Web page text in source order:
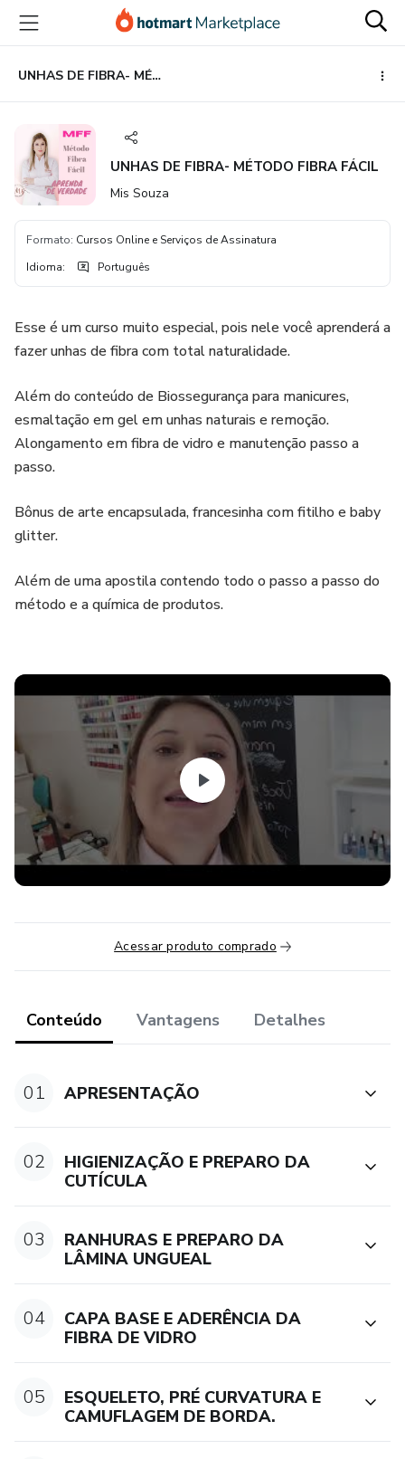
para
conteúdo
principal
para
pagamento
para
rodapé
UNHAS DE FIBRA- MÉTODO FIBRA FÁCIL
UNHAS DE FIBRA- MÉTODO FIBRA FÁCIL
Mis Souza
Formato: Cursos Online e Serviços de Assinatura
Idioma: Português
Esse é um curso muito especial, pois nele você aprenderá a
fazer unhas de fibra com total naturalidade.
Além do conteúdo de Biossegurança para manicures,
esmaltação em gel em unhas naturais e remoção.
Alongamento em fibra de vidro e manutenção passo a
passo.
Bônus de arte encapsulada, francesinha com fitilho e baby
glitter.
Além de uma apostila contendo todo o passo a passo do
método e a química de produtos.
Acessar produto comprado
Conteúdo Vantagens Detalhes
01 APRESENTAÇÃO
02
HIGIENIZAÇÃO E PREPARO DA
CUTÍCULA
03
RANHURAS E PREPARO DA
LÂMINA UNGUEAL
04
CAPA BASE E ADERÊNCIA DA
FIBRA DE VIDRO
05
ESQUELETO, PRÉ CURVATURA E
CAMUFLAGEM DE BORDA.